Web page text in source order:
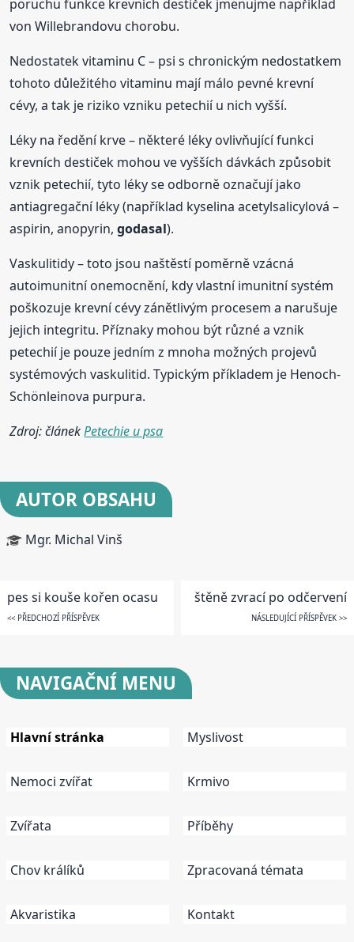
poruchu funkce krevních destiček jmenujme například
von Willebrandovu chorobu.
Nedostatek vitaminu C – psi s chronickým nedostatkem
tohoto důležitého vitaminu mají málo pevné krevní
cévy, a tak je riziko vzniku petechií u nich vyšší.
Léky na ředění krve – některé léky ovlivňující funkci
krevních destiček mohou ve vyšších dávkách způsobit
vznik petechií, tyto léky se odborně označují jako
antiagregační léky (například kyselina acetylsalicylová –
aspirin, anopyrin,godasal).
Vaskulitidy – toto jsou naštěstí poměrně vzácná
autoimunitní onemocnění, kdy vlastní imunitní systém
poškozuje krevní cévy zánětlivým procesem a narušuje
jejich integritu. Příznaky mohou být různé a vznik
petechií je pouze jedním z mnoha možných projevů
systémových vaskulitid. Typickým příkladem je Henoch-
Schönleinova purpura.
Zdroj: článekPetechie u psa
AUTOR OBSAHU
Mgr. Michal Vinš
pes si kouše kořen ocasu
<< PŘEDCHOZÍ PŘÍSPĚVEK
štěně zvrací po odčervení
NÁSLEDUJÍCÍ PŘÍSPĚVEK >>
NAVIGAČNÍ MENU
Hlavní stránka
Nemoci zvířat
Zvířata
Chov králíků
Akvaristika
Myslivost
Krmivo
Příběhy
Zpracovaná témata
Kontakt